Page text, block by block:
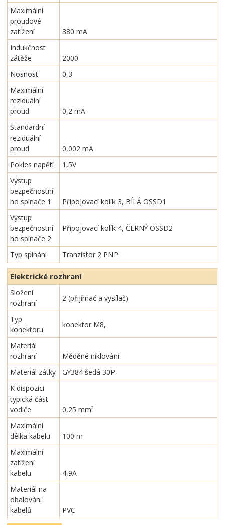
Maximální
proudové
zatížení
380 mA
Indukčnost
zátěže
2000
Nosnost
0,3
Maximální
reziduální
proud
0,2 mA
Standardní
reziduální
proud
0,002 mA
Pokles napětí
1,5V
Výstup
bezpečnostní
ho spínače 1
Připojovací kolík 3, BÍLÁ OSSD1
Výstup
bezpečnostní
ho spínače 2
Připojovací kolík 4, ČERNÝ OSSD2
Typ spínání Tranzistor 2 PNP
Elektrické rozhraní
Složení
rozhraní
2 (přijímač a vysílač)
Typ
konektoru
konektor M8,
Materiál
rozhraní
Měděné niklování
Materiál zátky
GY384 šedá 30P
K dispozici
typická část
vodiče
0,25 mm²
Maximální
délka kabelu
100 m
Maximální
zatížení
kabelu
4,9A
Materiál na
obalování
kabelů
PVC